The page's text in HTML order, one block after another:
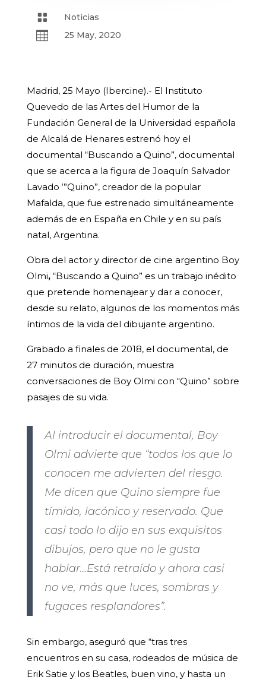
 Noticias
 25 May, 2020
Madrid, 25 Mayo (Ibercine).- El Instituto
Quevedo de las Artes del Humor de la
Fundación General de la Universidad española
de Alcalá de Henares estrenó hoy el
documental “Buscando a Quino”, documental
que se acerca a la figura de Joaquín Salvador
Lavado ‘”Quino”, creador de la popular
Mafalda, que fue estrenado simultáneamente
además de en España en Chile y en su país
natal, Argentina.
Obra del actor y director de cine argentino Boy
Olmi,“Buscando a Quino” es un trabajo inédito
que pretende homenajear y dar a conocer,
desde su relato, algunos de los momentos más
íntimos de la vida del dibujante argentino.
Grabado a finales de 2018, el documental, de
27 minutos de duración, muestra
conversaciones de Boy Olmi con “Quino” sobre
pasajes de su vida.
Al introducir el documental, Boy
Olmi advierte que “todos los que lo
conocen me advierten del riesgo.
Me dicen que Quino siempre fue
tímido, lacónico y reservado. Que
casi todo lo dijo en sus exquisitos
dibujos, pero que no le gusta
hablar…Está retraído y ahora casi
no ve, más que luces, sombras y
fugaces resplandores”.
Sin embargo, aseguró que “tras tres
encuentros en su casa, rodeados de música de
Erik Satie y los Beatles, buen vino, y hasta un